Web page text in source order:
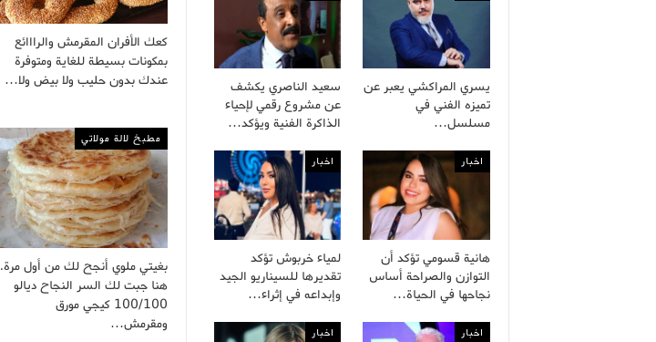
كعك الأفران المقرمش والرااائع
بمكونات بسيطة للغاية ومتوفرة
عندك بدون حليب ولا بيض ولا…
مطبخ لالة مولاتي
بغيتي ملوي أنجح لك من أول مرة.
هنا جبت لك السر النجاح ديالو
100/100 كيجي مورق
ومقرمش…
يسري المراكشي يعبر عن
تميزه الفني في
مسلسل…
سعيد الناصري يكشف
عن مشروع رقمي لإحياء
الذاكرة الفنية ويؤكد…
اخبار
هانية قسومي تؤكد أن
التوازن والصراحة أساس
نجاحها في الحياة…
اخبار
لمياء خربوش تؤكد
تقديرها للسيناريو الجيد
وإبداعه في إثراء…
اخبار اخبار